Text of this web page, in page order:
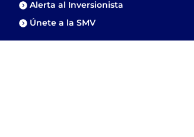
Alerta al Inversionista
Únete a la SMV